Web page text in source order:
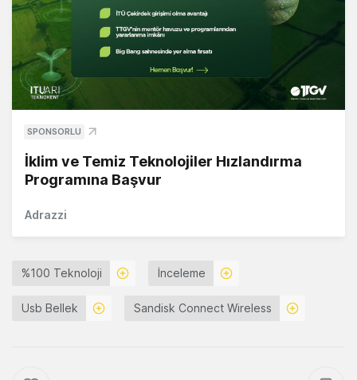
SPONSORLU
İklim ve Temiz Teknolojiler Hızlandırma
Programına Başvur
Adrazzi
%100 Teknoloji İnceleme
Usb Bellek Sandisk Connect Wireless